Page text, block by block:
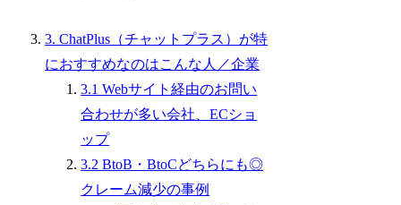
3. ChatPlus（チャットプラス）が特
におすすめなのはこんな人／企業
3.1 Webサイト経由のお問い
合わせが多い会社、ECショ
ップ
3.2 BtoB・BtoCどちらにも◎
クレーム減少の事例